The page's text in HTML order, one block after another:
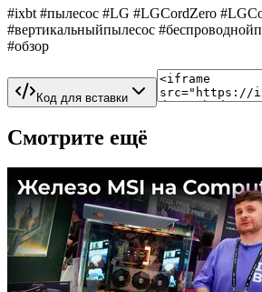
#ixbt #пылесос #LG #LGCordZero
#вертикальныйпылесос
#обзор
Код для вставки
Смотрите ещё